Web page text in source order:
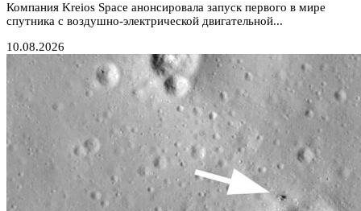
Компания Kreios Space анонсировала запуск первого в мире
спутника с воздушно-электрической двигательной...
10.08.2026